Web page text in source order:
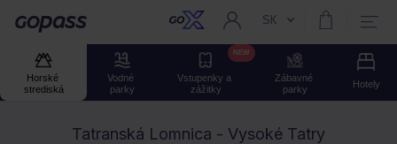
Gopass Aktuální jazyk:
SK
Horské
strediská
Vodné
parky
Vstupenky a
zážitky
NEW
Zábavné
parky
Hotely
Tatranská Lomnica - Vysoké Tatry